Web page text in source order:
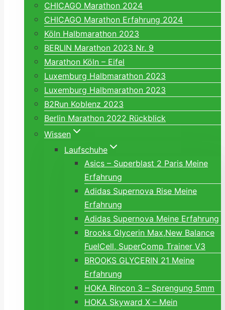
CHICAGO Marathon 2024
CHICAGO Marathon Erfahrung 2024
Köln Halbmarathon 2023
BERLIN Marathon 2023 Nr. 9
Marathon Köln – Eifel
Luxemburg Halbmarathon 2023
Luxemburg Halbmarathon 2023
B2Run Koblenz 2023
Berlin Marathon 2022 Rückblick
Wissen
Laufschuhe
Asics – Superblast 2 Paris Meine
Erfahrung
Adidas Supernova Rise Meine
Erfahrung
Adidas Supernova Meine Erfahrung
Brooks Glycerin Max,New Balance
FuelCell, SuperComp Trainer V3
BROOKS GLYCERIN 21 Meine
Erfahrung
HOKA Rincon 3 – Sprengung 5mm
HOKA Skyward X – Mein